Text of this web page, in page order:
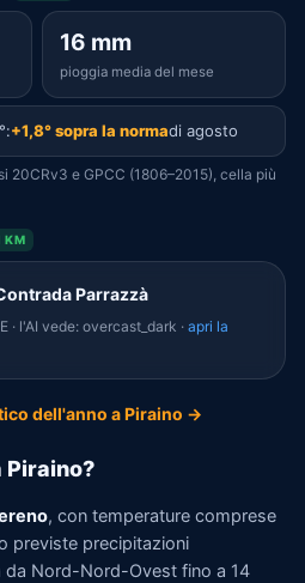
16 mm
pioggia media del mese
+1,8° sopra la normadi agosto
20CRv3 e GPCC (1806–2015), cella più
KM
Parrazzà
· l'AI vede: overcast_dark · apri la
dell'anno a Piraino →
Piraino?
, con temperature comprese
previste precipitazioni
Nord-Nord-Ovest fino a 14